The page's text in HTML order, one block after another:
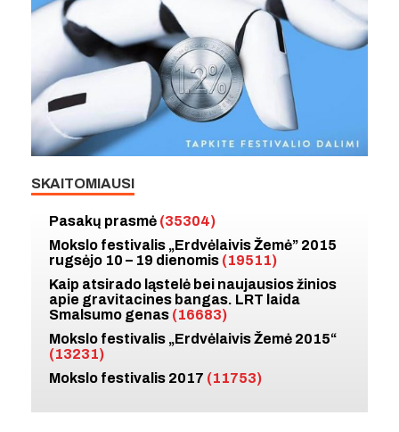
SKAITOMIAUSI
Pasakų prasmė (35304)
Mokslo festivalis „Erdvėlaivis Žemė” 2015
rugsėjo 10 – 19 dienomis (19511)
Kaip atsirado ląstelė bei naujausios žinios
apie gravitacines bangas. LRT laida
Smalsumo genas (16683)
Mokslo festivalis „Erdvėlaivis Žemė 2015“
(13231)
Mokslo festivalis 2017 (11753)